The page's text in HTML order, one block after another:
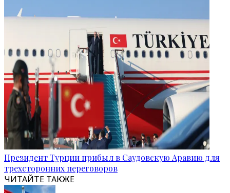
Президент Турции прибыл в Саудовскую Аравию для
трехсторонних переговоров
ЧИТАЙТЕ ТАКЖЕ